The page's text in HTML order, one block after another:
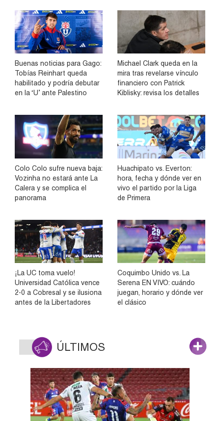
Buenas noticias para Gago:
Tobías Reinhart queda
habilitado y podría debutar
en la ‘U’ ante Palestino
Michael Clark queda en la
mira tras revelarse vínculo
financiero con Patrick
Kiblisky: revisa los detalles
Colo Colo sufre nueva baja:
Vozinha no estará ante La
Calera y se complica el
panorama
Huachipato vs. Everton:
hora, fecha y dónde ver en
vivo el partido por la Liga
de Primera
¡La UC toma vuelo!
Universidad Católica vence
2-0 a Cobresal y se ilusiona
antes de la Libertadores
Coquimbo Unido vs. La
Serena EN VIVO: cuándo
juegan, horario y dónde ver
el clásico
ÚLTIMOS